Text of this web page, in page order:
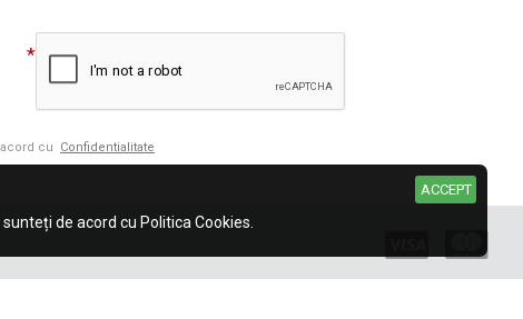
cu Confidentialitate
ACCEPT
de acord cu Politica Cookies.